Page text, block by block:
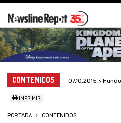
CONTENIDOS 07.10.2015 > Mundo
IMPRIMIR
PORTADA CONTENIDOS